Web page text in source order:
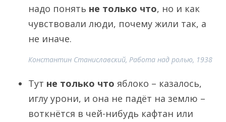
надо понять не только что, но и как
чувствовали люди, почему жили так, а
не иначе.
Константин Станиславский, Работа над ролью, 1938
Тут не только что яблоко – казалось,
иглу урони, и она не падёт на землю –
воткнётся в чей-нибудь кафтан или